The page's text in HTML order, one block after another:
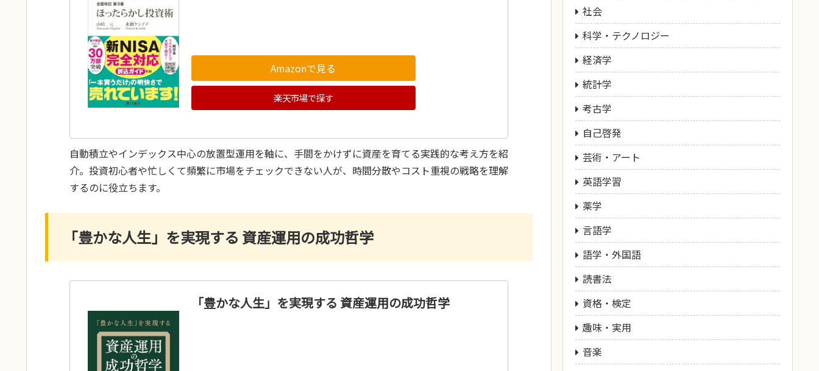
Amazonで見る
楽天市場で探す
自動積立やインデックス中心の放置型運用を軸に、手間をかけずに資産を育てる実践的な考え方を紹
介。投資初心者や忙しくて頻繁に市場をチェックできない人が、時間分散やコスト重視の戦略を理解
するのに役立ちます。
「豊かな人生」を実現する 資産運用の成功哲学
「豊かな人生」を実現する 資産運用の成功哲学
社会
科学・テクノロジー
経済学
統計学
考古学
自己啓発
芸術・アート
英語学習
薬学
言語学
語学・外国語
読書法
資格・検定
趣味・実用
音楽